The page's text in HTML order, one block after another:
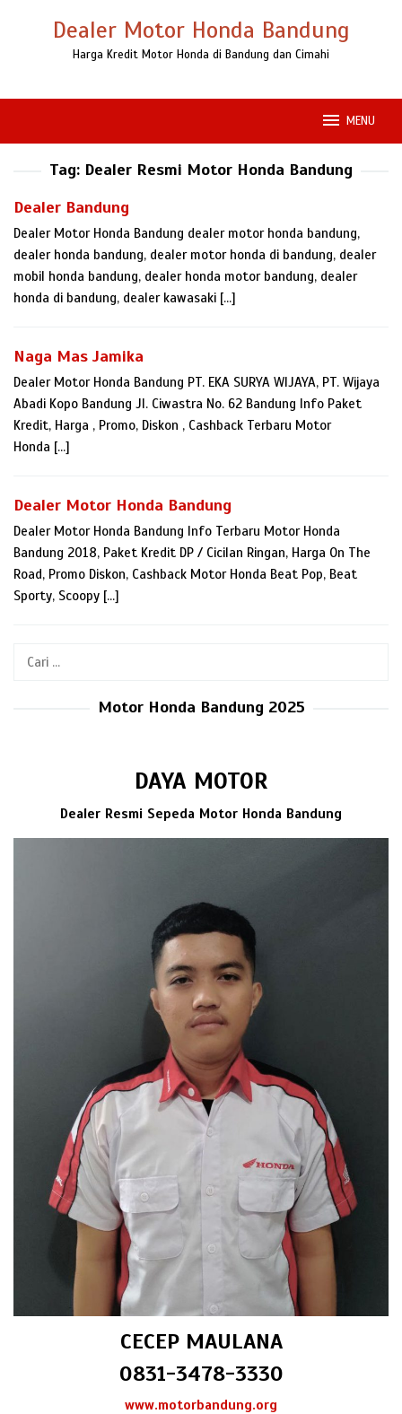
Dealer Motor Honda Bandung
Harga Kredit Motor Honda di Bandung dan Cimahi
MENU
Tag: Dealer Resmi Motor Honda Bandung
Dealer Bandung
Dealer Motor Honda Bandung dealer motor honda bandung,
dealer honda bandung, dealer motor honda di bandung, dealer
mobil honda bandung, dealer honda motor bandung, dealer
honda di bandung, dealer kawasaki […]
Naga Mas Jamika
Dealer Motor Honda Bandung PT. EKA SURYA WIJAYA, PT. Wijaya
Abadi Kopo Bandung Jl. Ciwastra No. 62 Bandung Info Paket
Kredit, Harga , Promo, Diskon , Cashback Terbaru Motor
Honda […]
Dealer Motor Honda Bandung
Dealer Motor Honda Bandung Info Terbaru Motor Honda
Bandung 2018, Paket Kredit DP / Cicilan Ringan, Harga On The
Road, Promo Diskon, Cashback Motor Honda Beat Pop, Beat
Sporty, Scoopy […]
Cari
Motor Honda Bandung 2025
DAYA MOTOR
Dealer Resmi Sepeda Motor Honda Bandung
CECEP MAULANA
0831-3478-3330
www.motorbandung.org